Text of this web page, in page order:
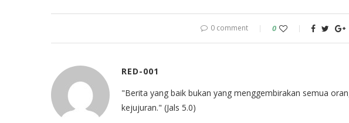
0 comment 0
RED-001
"Berita yang baik bukan yang menggembirakan semua
kejujuran." (Jals 5.0)